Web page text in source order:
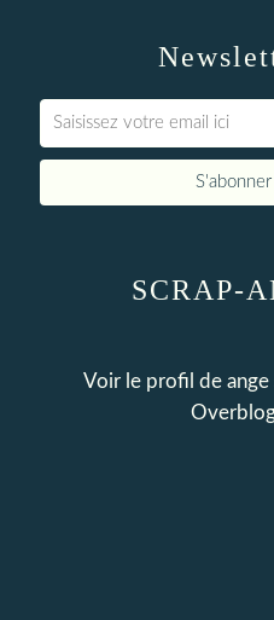
SCRAP-
Voir le profil de ange